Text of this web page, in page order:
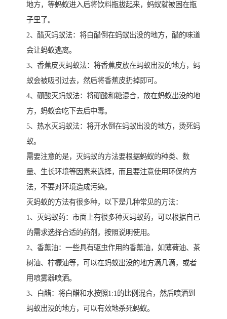
地方，等蚂蚁进入后将饮料瓶拔起来，蚂蚁就被困在瓶
子里了。
2、醋灭蚂蚁法：将白醋倒在蚂蚁出没的地方，醋的味道
会让蚂蚁逃离。
3、香蕉皮灭蚂蚁法：将香蕉皮放在蚂蚁出没的地方，蚂
蚁会被吸引过去，然后将香蕉皮扔掉即可。
4、硼酸灭蚂蚁法：将硼酸和糖混合，放在蚂蚁出没的地
方，蚂蚁会吃下去后中毒。
5、热水灭蚂蚁法：将开水倒在蚂蚁出没的地方，烫死蚂
蚁。
需要注意的是，灭蚂蚁的方法要根据蚂蚁的种类、数
量、生长环境等因素来选择，而且要注意使用环保的方
法，不要对环境造成污染。
灭蚂蚁的方法有很多种，以下是几种常见的方法：
1、灭蚂蚁药：市面上有很多种灭蚂蚁药，可以根据自己
的需求选择合适的药剂，按照说明使用。
2、香薰油：一些具有驱虫作用的香薰油，如薄荷油、茶
树油、柠檬油等，可以在蚂蚁出没的地方滴几滴，或者
用喷雾器喷洒。
3、白醋：将白醋和水按照1:1的比例混合，然后喷洒到
蚂蚁出没的地方，可以有效地杀死蚂蚁。